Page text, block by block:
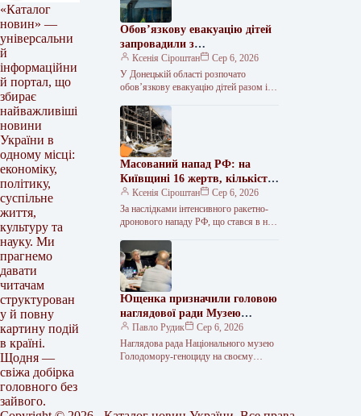
«Каталог
новин» —
універсальни
й
інформаційни
й портал, що
збирає
найважливіші
новини
України в
одному місці:
економіку,
політику,
суспільне
життя,
культуру та
науку. Ми
прагнемо
давати
читачам
структурован
у й повну
картину подій
в країні.
Щодня —
свіжа добірка
головного без
зайвого.
Обов’язкову евакуацію дітей
запровадили з
найнебезпечніших зон
Краматорська та двох сусідніх
селищ.
Ксенія Сіроштан
Сер 6, 2026
У Донецькій області розпочато
обов’язкову евакуацію дітей разом із
Красноторка та Біленьке, а також
найбільш вразливих…
Масований напад РФ: на
Київщині 16 жертв, кількість
поранених сягнула 36
Ксенія Сіроштан
Сер 6, 2026
За наслідками інтенсивного ракетно-
дронового нападу РФ, що стався в ніч
зафіксовано 36 поранених, 16 людей…
Ющенка призначили головою
наглядової ради Музею
Голодомору
Павло Рудик
Сер 6, 2026
Наглядова рада Національного музею
Голодомору-геноциду на своєму